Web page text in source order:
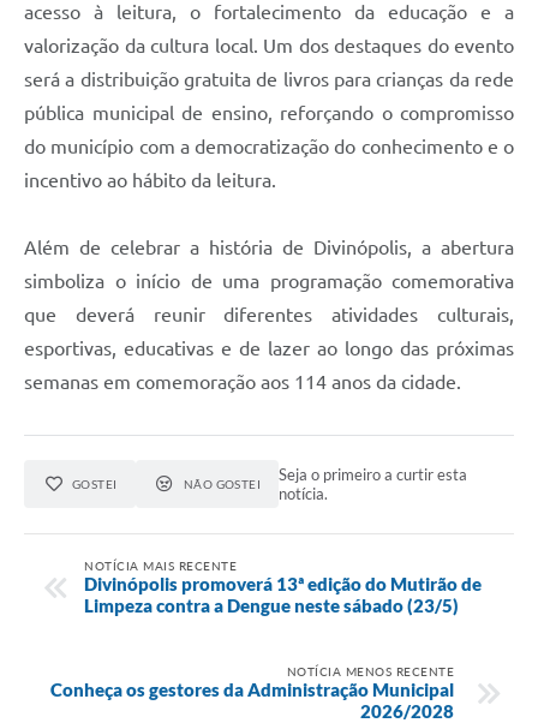
acesso à leitura, o fortalecimento da educação e a
valorização da cultura local. Um dos destaques do evento
será a distribuição gratuita de livros para crianças da rede
pública municipal de ensino, reforçando o compromisso
do município com a democratização do conhecimento e o
incentivo ao hábito da leitura.
Além de celebrar a história de Divinópolis, a abertura
simboliza o início de uma programação comemorativa
que deverá reunir diferentes atividades culturais,
esportivas, educativas e de lazer ao longo das próximas
semanas em comemoração aos 114 anos da cidade.
GOSTEI NÃO GOSTEI
Seja o primeiro a curtir esta
notícia.
NOTÍCIA MAIS RECENTE
Divinópolis promoverá 13ª edição do Mutirão de
Limpeza contra a Dengue neste sábado (23/5)
NOTÍCIA MENOS RECENTE
Conheça os gestores da Administração Municipal
2026/2028